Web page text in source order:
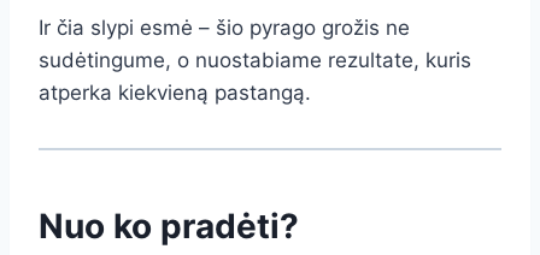
Ir čia slypi esmė – šio pyrago grožis ne
sudėtingume, o nuostabiame rezultate, kuris
atperka kiekvieną pastangą.
Nuo ko pradėti?